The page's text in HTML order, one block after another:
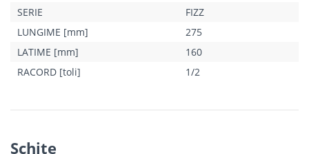
SERIE
FIZZ
LUNGIME [mm]
275
LATIME [mm]
160
RACORD [toli]
1/2
Schiţe